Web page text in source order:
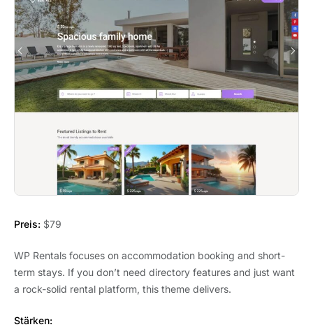
Preis: $79
WP Rentals focuses on accommodation booking and short-
term stays. If you don’t need directory features and just want
a rock-solid rental platform, this theme delivers.
Stärken: